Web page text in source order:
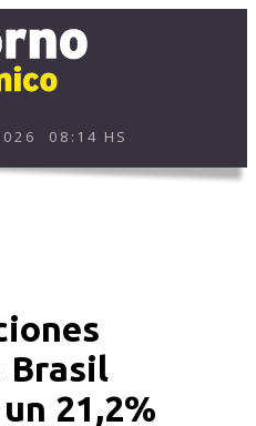
08:14 HS
Brasil
21,2%